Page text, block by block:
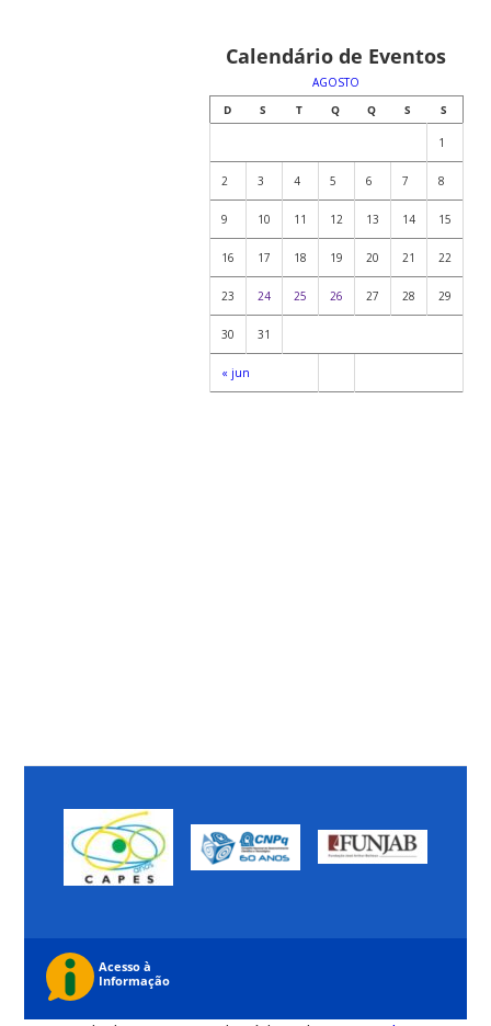
Calendário de Eventos
AGOSTO
D
S T Q Q S S
« jun
1
2 3 4 5 6 7 8
9 10 11 12 13 14 15
16 17 18 19 20 21 22
23 24 25 26 27 28 29
30 31